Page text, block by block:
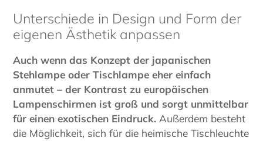
Unterschiede in Design und Form der
eigenen Ästhetik anpassen
Auch wenn das Konzept der japanischen
Stehlampe oder Tischlampe eher einfach
anmutet – der Kontrast zu europäischen
Lampenschirmen ist groß und sorgt unmittelbar
für einen exotischen Eindruck. Außerdem besteht
die Möglichkeit, sich für die heimische Tischleuchte